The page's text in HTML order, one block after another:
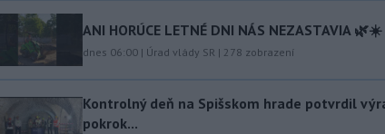
ANI HORÚCE LETNÉ DNI NÁS NEZASTAVIA 🌿☀️
dnes 06:00 | Úrad vlády SR | 278 zobrazení
Kontrolný deň na Spišskom hrade potvrdil
pokrok...